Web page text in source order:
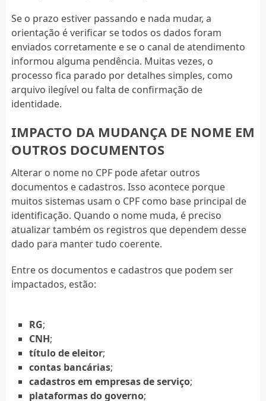
Se o prazo estiver passando e nada mudar, a
orientação é verificar se todos os dados foram
enviados corretamente e se o canal de atendimento
informou alguma pendência. Muitas vezes, o
processo fica parado por detalhes simples, como
arquivo ilegível ou falta de confirmação de
identidade.
IMPACTO DA MUDANÇA DE NOME EM
OUTROS DOCUMENTOS
Alterar o nome no CPF pode afetar outros
documentos e cadastros. Isso acontece porque
muitos sistemas usam o CPF como base principal de
identificação. Quando o nome muda, é preciso
atualizar também os registros que dependem desse
dado para manter tudo coerente.
Entre os documentos e cadastros que podem ser
impactados, estão:
RG;
CNH;
título de eleitor;
contas bancárias;
cadastros em empresas de serviço;
plataformas do governo;